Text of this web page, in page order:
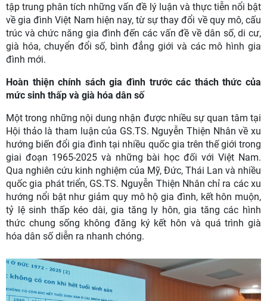
tập trung phân tích những vấn đề lý luận và thực tiễn nổi bật
về gia đình Việt Nam hiện nay, từ sự thay đổi về quy mô, cấu
trúc và chức năng gia đình đến các vấn đề về dân số, di cư,
già hóa, chuyển đổi số, bình đẳng giới và các mô hình gia
đình mới.
Hoàn thiện chính sách gia đình trước các thách thức của
mức sinh thấp và già hóa dân số
Một trong những nội dung nhận được nhiều sự quan tâm tại
Hội thảo là tham luận của GS.TS. Nguyễn Thiện Nhân về xu
hướng biến đổi gia đình tại nhiều quốc gia trên thế giới trong
giai đoạn 1965-2025 và những bài học đối với Việt Nam.
Qua nghiên cứu kinh nghiệm của Mỹ, Đức, Thái Lan và nhiều
quốc gia phát triển, GS.TS. Nguyễn Thiện Nhân chỉ ra các xu
hướng nổi bật như giảm quy mô hộ gia đình, kết hôn muộn,
tỷ lệ sinh thấp kéo dài, gia tăng ly hôn, gia tăng các hình
thức chung sống không đăng ký kết hôn và quá trình già
hóa dân số diễn ra nhanh chóng.